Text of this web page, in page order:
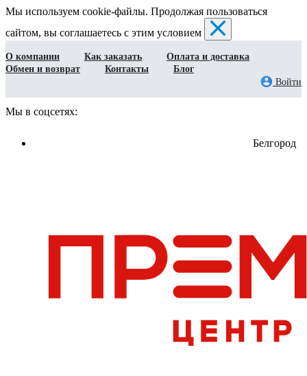
Мы используем cookie-файлы. Продолжая пользоваться
сайтом, вы соглашаетесь с этим условием
О компании Как заказать
Оплата и доставка
Обмен и возврат
Контакты
Блог
Войти
Мы в соцсетях:
Белгород